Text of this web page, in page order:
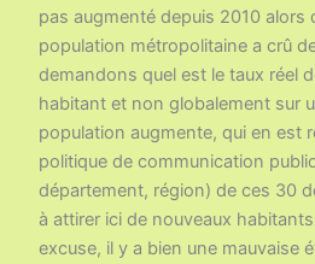
pas augmenté depuis 2010 alors
population métropolitaine a crû
demandons quel est le taux réel
habitant et non globalement sur
population augmente, qui en est
politique de communication
département, région) de ces 30
à attirer ici de nouveaux
excuse, il y a bien une mauvaise